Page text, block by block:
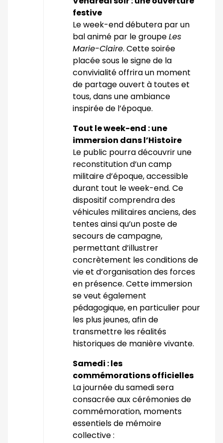
festive
Le week-end débutera par un
bal animé par le groupeLes
Marie-Claire. Cette soirée
placée sous le signe de la
convivialité offrira un moment
de partage ouvert à toutes et
tous, dans une ambiance
inspirée de l’époque.
Tout le week-end : une
immersion dans l’Histoire
Le public pourra découvrir une
reconstitution d’un camp
militaire d’époque, accessible
durant tout le week-end. Ce
dispositif comprendra des
véhicules militaires anciens, des
tentes ainsi qu’un poste de
secours de campagne,
permettant d’illustrer
concrètement les conditions de
vie et d’organisation des forces
en présence. Cette immersion
se veut également
pédagogique, en particulier pour
les plus jeunes, afin de
transmettre les réalités
historiques de manière vivante.
Samedi : les
commémorations officielles
La journée du samedi sera
consacrée aux cérémonies de
commémoration, moments
essentiels de mémoire
collective :